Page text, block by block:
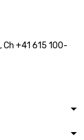
, Ch +41 615 100-